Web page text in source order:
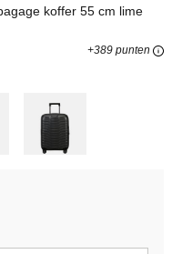
koffer 55 cm lime
+389 punten